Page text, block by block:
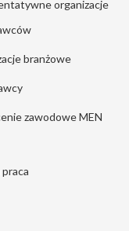
organizacje
branżowe
zawodowe MEN